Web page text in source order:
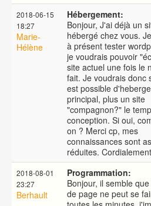
2018-06-15
18:27
Marie-
Hélène
Hébergement:
Bonjour, J'ai déjà un
hébergé chez vous.
à présent tester
je voudrais pouvoir
site actuel une fois le
fait. Je voudrais donc
est possible
principal, plus un site
"compagnon?" le
conception. Si oui,
on ? Merci cp, mes
connaissances sont
réduites.
2018-08-01
23:27
Berhault
Programmation:
Bonjour, il semble
de page ne peut se